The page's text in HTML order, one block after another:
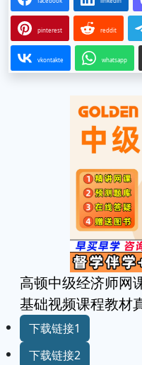
pinterest reddit
vkontakte whatsapp
高顿中级经济师网
基础视频课程教材
下载链接1
下载链接2